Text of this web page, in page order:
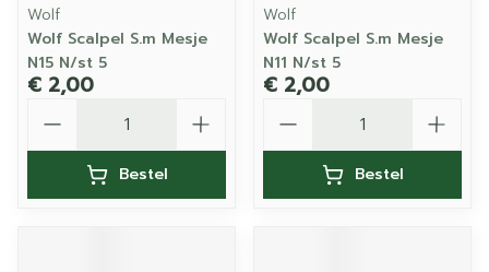
Wolf
Wolf Scalpel S.m Mesje
N15 N/st 5
€ 2,00
Bestel
Wolf
Wolf Scalpel S.m Mesje
N11 N/st 5
€ 2,00
Bestel